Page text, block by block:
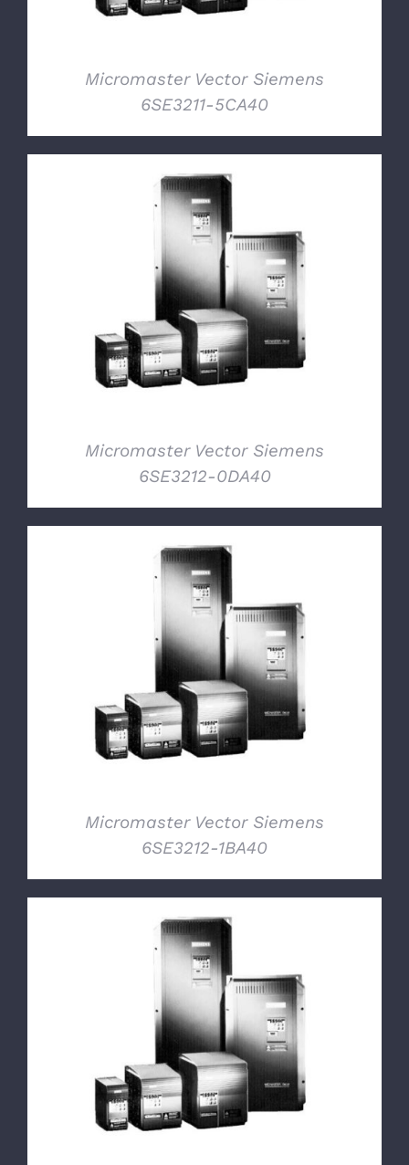
Micromaster Vector Siemens
6SE3211-5CA40
DETTAGLI
Micromaster Vector Siemens
6SE3212-0DA40
DETTAGLI
Micromaster Vector Siemens
6SE3212-1BA40
DETTAGLI